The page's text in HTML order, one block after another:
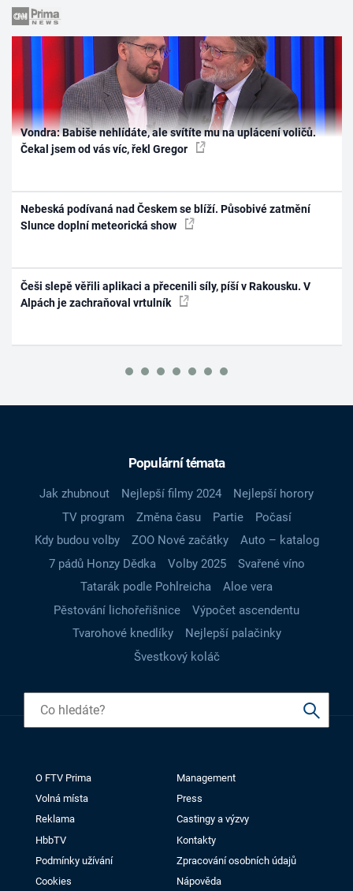
Vondra: Babiše nehlídáte, ale svítíte mu na uplácení voličů.
Čekal jsem od vás víc, řekl Gregor
Nebeská podívaná nad Českem se blíží. Působivé zatmění
Slunce doplní meteorická show
Češi slepě věřili aplikaci a přecenili síly, píší v Rakousku. V
Alpách je zachraňoval vrtulník
Populární témata
Jak zhubnout Nejlepší filmy 2024
Nejlepší horory
TV program
Změna času Partie
Počasí
Kdy budou volby
ZOO Nové začátky
Auto – katalog
7 pádů Honzy Dědka
Volby 2025
Svařené víno
Tatarák podle Pohlreicha
Aloe vera
Pěstování lichořeřišnice
Výpočet ascendentu
Tvarohové knedlíky
Nejlepší palačinky
Švestkový koláč
O FTV Prima
Management
Volná místa
Press
Reklama
Castingy a výzvy
HbbTV
Kontakty
Podmínky užívání
Zpracování osobních údajů
Cookies
Nápověda